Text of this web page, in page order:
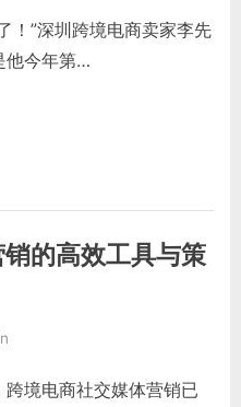
！”深圳跨境电商卖家李先
他今年第…
的高效工具与策
境电商社交媒体营销已